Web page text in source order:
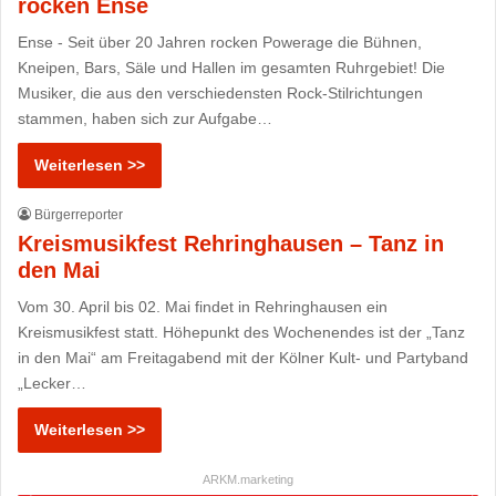
rocken Ense
Ense - Seit über 20 Jahren rocken Powerage die Bühnen,
Kneipen, Bars, Säle und Hallen im gesamten Ruhrgebiet! Die
Musiker, die aus den verschiedensten Rock-Stilrichtungen
stammen, haben sich zur Aufgabe…
Weiterlesen >>
Bürgerreporter
Kreismusikfest Rehringhausen – Tanz in
den Mai
Vom 30. April bis 02. Mai findet in Rehringhausen ein
Kreismusikfest statt. Höhepunkt des Wochenendes ist der „Tanz
in den Mai“ am Freitagabend mit der Kölner Kult- und Partyband
„Lecker…
Weiterlesen >>
ARKM.marketing